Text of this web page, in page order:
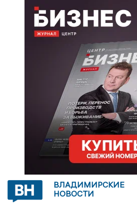
ВЛАДИМИРСКИЕ
НОВОСТИ